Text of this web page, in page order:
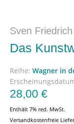
Sven Friedrich
Das
Reihe: Wagner in
28,00 €
Enthält 7% red. MwSt.
Versandkostenfreie